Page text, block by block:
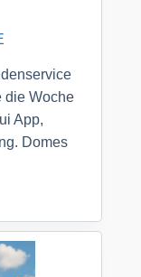
die Woche
App,
Domes